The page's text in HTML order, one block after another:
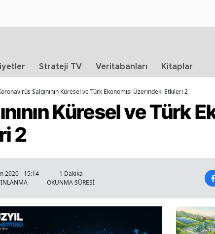
Strateji TV Veritabanları Kitaplar
Salgınının Küresel ve Türk Ekonomisi Üzerindeki Etkileri 2
Küresel ve Türk
2
2020 - 15:14
1 Dakika
OKUNMA SÜRESİ